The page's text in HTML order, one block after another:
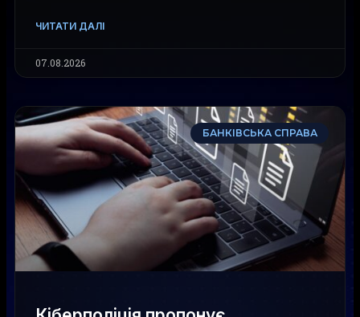
ЧИТАТИ ДАЛІ
07.08.2026
БАНКІВСЬКА СПРАВА